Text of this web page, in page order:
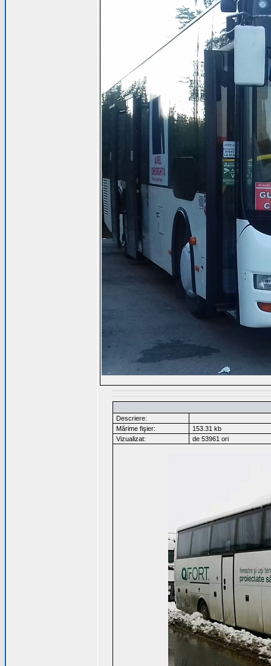
Descriere:
Mărime fişier:
153.31 kb
Vizualizat:
de 53961 ori